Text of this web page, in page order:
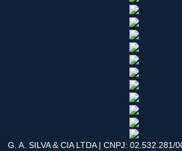
G. A. SILVA & CIA LTDA | CNPJ: 02.532.281/